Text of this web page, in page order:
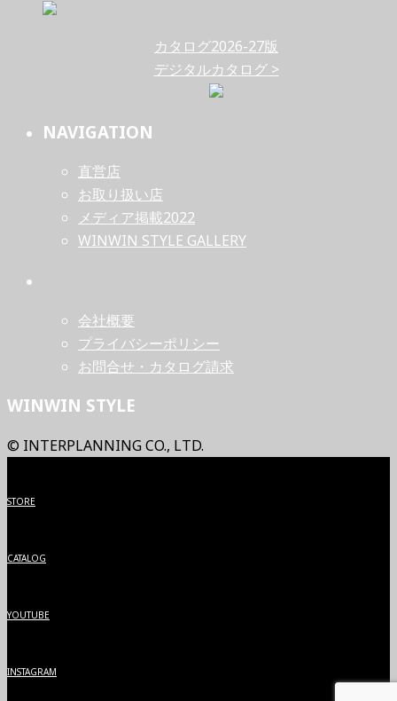
カタログ2026-27版
デジタルカタログ >
NAVIGATION
直営店
お取り扱い店
メディア掲載2022
WINWIN STYLE GALLERY
会社概要
プライバシーポリシー
お問合せ・カタログ請求
WINWIN STYLE
© INTERPLANNING CO., LTD.
STORE
CATALOG
YOUTUBE
INSTAGRAM